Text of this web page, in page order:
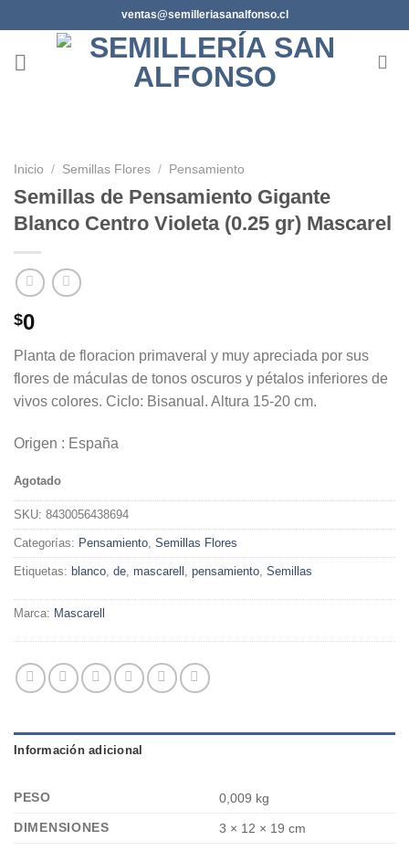
al
contenido
ventas@semilleriasanalfonso.cl
Inicio / Semillas Flores / Pensamiento
Semillas de Pensamiento Gigante
Blanco Centro Violeta (0.25 gr) Mascarel
$0
Planta de floracion primaveral y muy apreciada por sus
flores de máculas de tonos oscuros y pétalos inferiores de
vivos colores. Ciclo: Bisanual. Altura 15-20 cm.
Origen : España
Agotado
SKU: 8430056438694
Categorías: Pensamiento Semillas Flores
Etiquetas: blanco de mascarell pensamiento Semillas
Marca: Mascarell
Información adicional
PESO
0,009 kg
DIMENSIONES
3 × 12 × 19 cm